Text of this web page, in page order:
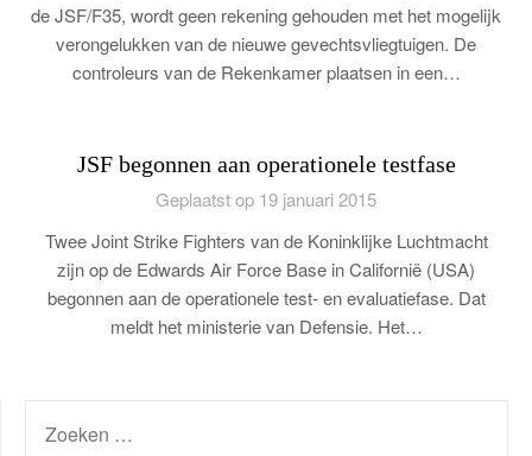
de JSF/F35, wordt geen rekening gehouden met het mogelijk
verongelukken van de nieuwe gevechtsvliegtuigen. De
controleurs van de Rekenkamer plaatsen in een…
JSF begonnen aan operationele testfase
Geplaatst op 19 januari 2015
Twee Joint Strike Fighters van de Koninklijke Luchtmacht
zijn op de Edwards Air Force Base in Californië (USA)
begonnen aan de operationele test- en evaluatiefase. Dat
meldt het ministerie van Defensie. Het…
NAAR: